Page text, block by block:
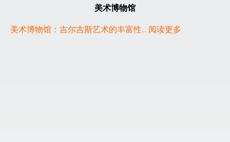
美术博物馆
美术博物馆：吉尔吉斯艺术的丰富性... 阅读更多